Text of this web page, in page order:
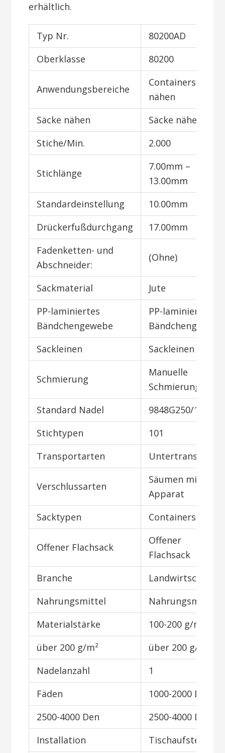
erhältlich.
Typ Nr.
80200AD
Oberklasse
80200
Anwendungsbereiche
Containersäcke
nähen
Säcke nähen
Säcke nähen
Stiche/Min.
2.000
Stichlänge
7.00mm –
13.00mm
Standardeinstellung
10.00mm
Drückerfußdurchgang
17.00mm
Fadenketten- und
Abschneider:
(Ohne)
Sackmaterial
Jute
PP-laminiertes
Bändchengewebe
PP-laminiertes
Bändchengewebe
Sackleinen
Sackleinen
Schmierung
Manuelle
Schmierung
Standard Nadel
9848G250/100
Stichtypen
101
Transportarten
Untertransport
Verschlussarten
Säumen mit
Apparat
Sacktypen
Containersack
Offener Flachsack
Offener
Flachsack
Branche
Landwirtschaft
Nahrungsmittel
Nahrungsmittel
Materialstärke
100-200 g/m²
über 200 g/m²
über 200 g/m²
Nadelanzahl
1
Fäden
1000-2000 Den
2500-4000 Den
2500-4000 Den
Installation
Tischaufstellung